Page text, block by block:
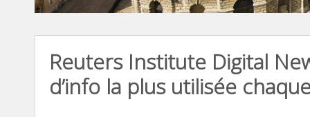
Reuters Institute Digital
d’info la plus utilisée